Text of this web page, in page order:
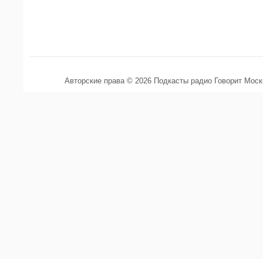
Авторские права © 2026 Подкасты радио Говорит